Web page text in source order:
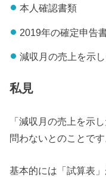
本人確認書類
2019年の確定申告
減収月の売上を示
私見
「減収月の売上を示
問わないとのことです
基本的には「試算表